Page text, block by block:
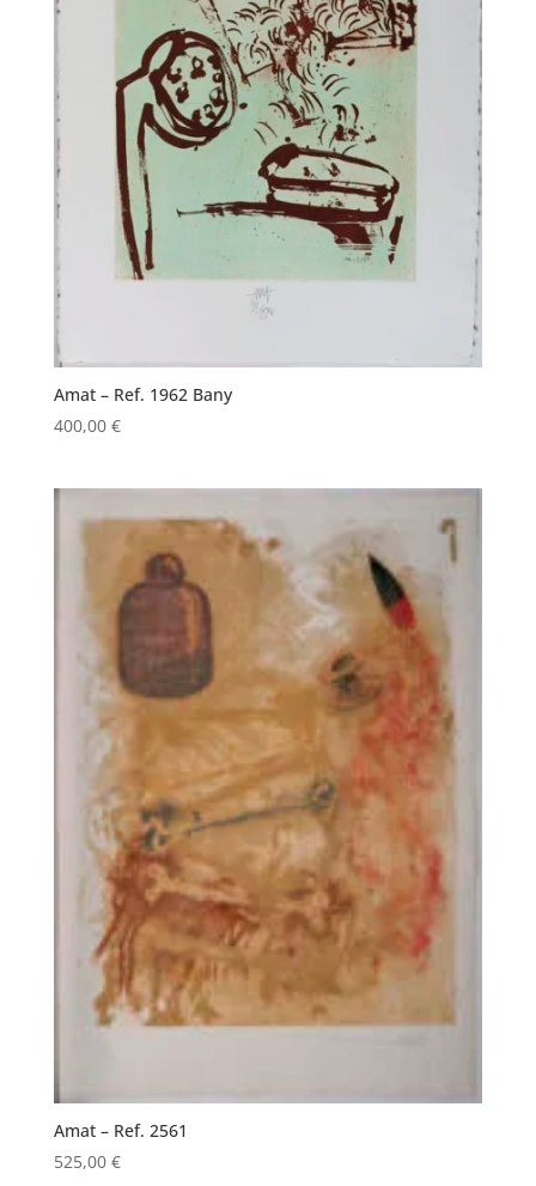
Amat – Ref. 1962 Bany
400,00 €
Amat – Ref. 2561
525,00 €